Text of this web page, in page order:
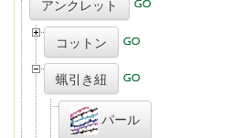
アンクレット
コットン
蝋引き紐
パール